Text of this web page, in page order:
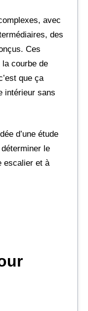
avec
des
Ces
courbe de
que ça
intérieur sans
d’une étude
le
escalier et à